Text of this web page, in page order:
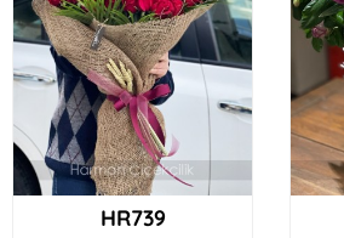
HR739